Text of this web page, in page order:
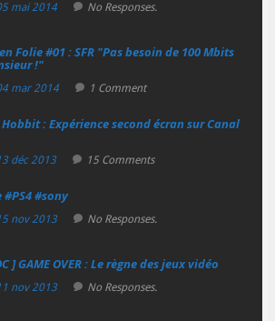
mai 2014 No Responses.
Folie #01 : SFR "Pas besoin de 100 Mbits
!"
mar 2014 1 Comment
Hobbit : Expérience second écran sur Canal
déc 2013 15 Comments
#PS4 #sony
nov 2013 No Responses.
] GAME OVER : Le règne des jeux vidéo
nov 2013 No Responses.